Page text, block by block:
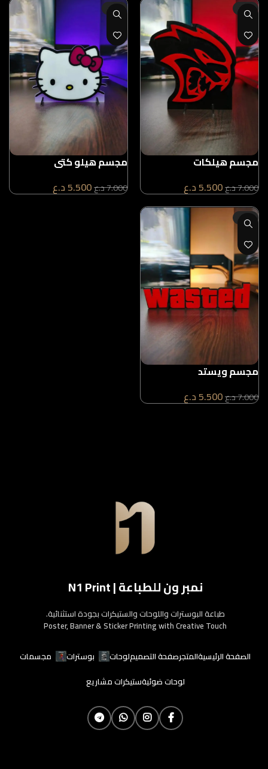
-21%
مجسم هيلكات
7.000د.ع5.500د.ع
-21%
مجسم هيلو كتي
7.000د.ع5.500د.ع
-21%
مجسم ويستد
7.000د.ع5.500د.ع
نمبر ون للطباعة | N1 Print
طباعة البوسترات واللوحات والستيكرات بجودة استثنائية.
Poster, Banner & Sticker Printing with Creative Touch
الصفحة الرئيسيةالمتجرصفحة التصميملوحات بوسترات
مجسمات
لوحات ضوئيةستيكرات مشاريع